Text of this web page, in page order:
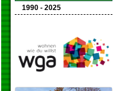
1990 - 2025